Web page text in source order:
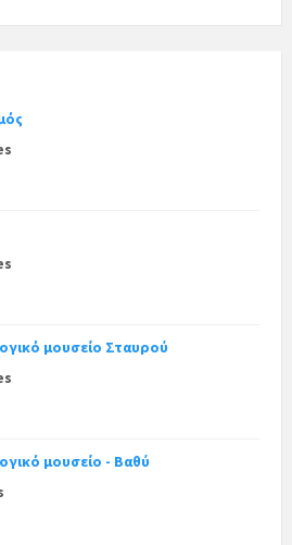
μουσείο Σταυρού
μουσείο - Βαθύ